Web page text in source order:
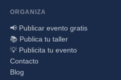
ORGANIZA
📢 Publicar evento gratis
📚 Publica tu taller
💡 Publicita tu evento
Contacto
Blog